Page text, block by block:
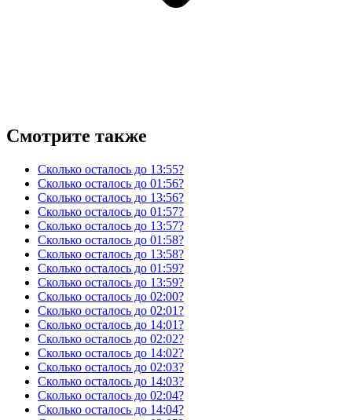
Смотрите также
Сколько осталось до 13:55?
Сколько осталось до 01:56?
Сколько осталось до 13:56?
Сколько осталось до 01:57?
Сколько осталось до 13:57?
Сколько осталось до 01:58?
Сколько осталось до 13:58?
Сколько осталось до 01:59?
Сколько осталось до 13:59?
Сколько осталось до 02:00?
Сколько осталось до 02:01?
Сколько осталось до 14:01?
Сколько осталось до 02:02?
Сколько осталось до 14:02?
Сколько осталось до 02:03?
Сколько осталось до 14:03?
Сколько осталось до 02:04?
Сколько осталось до 14:04?